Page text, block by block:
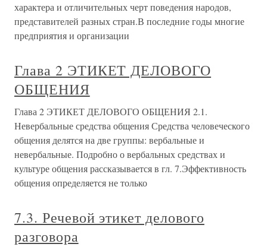
характера и отличительных черт поведения народов,
представителей разных стран.В последние годы многие
предприятия и организации
Глава 2 ЭТИКЕТ ДЕЛОВОГО
ОБЩЕНИЯ
Глава 2 ЭТИКЕТ ДЕЛОВОГО ОБЩЕНИЯ 2.1.
Невербальные средства общения Средства человеческого
общения делятся на две группы: вербальные и
невербальные. Подробно о вербальных средствах и
культуре общения рассказывается в гл. 7.Эффективность
общения определяется не только
7.3. Речевой этикет делового
разговора